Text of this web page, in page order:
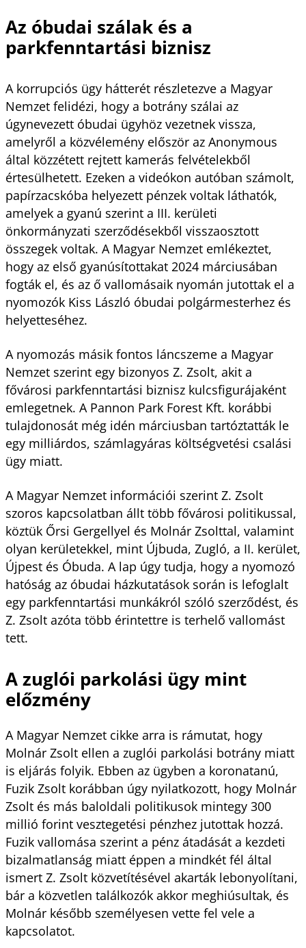
Az óbudai szálak és a
parkfenntartási biznisz
A korrupciós ügy hátterét részletezve a Magyar
Nemzet felidézi, hogy a botrány szálai az
úgynevezett óbudai ügyhöz vezetnek vissza,
amelyről a közvélemény először az Anonymous
által közzétett rejtett kamerás felvételekből
értesülhetett. Ezeken a videókon autóban számolt,
papírzacskóba helyezett pénzek voltak láthatók,
amelyek a gyanú szerint a III. kerületi
önkormányzati szerződésekből visszaosztott
összegek voltak. A Magyar Nemzet emlékeztet,
hogy az első gyanúsítottakat 2024 márciusában
fogták el, és az ő vallomásaik nyomán jutottak el a
nyomozók Kiss László óbudai polgármesterhez és
helyetteséhez.
A nyomozás másik fontos láncszeme a Magyar
Nemzet szerint egy bizonyos Z. Zsolt, akit a
fővárosi parkfenntartási biznisz kulcsfigurájaként
emlegetnek. A Pannon Park Forest Kft. korábbi
tulajdonosát még idén márciusban tartóztatták le
egy milliárdos, számlagyáras költségvetési csalási
ügy miatt.
A Magyar Nemzet információi szerint Z. Zsolt
szoros kapcsolatban állt több fővárosi politikussal,
köztük Őrsi Gergellyel és Molnár Zsolttal, valamint
olyan kerületekkel, mint Újbuda, Zugló, a II. kerület,
Újpest és Óbuda. A lap úgy tudja, hogy a nyomozó
hatóság az óbudai házkutatások során is lefoglalt
egy parkfenntartási munkákról szóló szerződést, és
Z. Zsolt azóta több érintettre is terhelő vallomást
tett.
A zuglói parkolási ügy mint
előzmény
A Magyar Nemzet cikke arra is rámutat, hogy
Molnár Zsolt ellen a zuglói parkolási botrány miatt
is eljárás folyik. Ebben az ügyben a koronatanú,
Fuzik Zsolt korábban úgy nyilatkozott, hogy Molnár
Zsolt és más baloldali politikusok mintegy 300
millió forint vesztegetési pénzhez jutottak hozzá.
Fuzik vallomása szerint a pénz átadását a kezdeti
bizalmatlanság miatt éppen a mindkét fél által
ismert Z. Zsolt közvetítésével akarták lebonyolítani,
bár a közvetlen találkozók akkor meghiúsultak, és
Molnár később személyesen vette fel vele a
kapcsolatot.